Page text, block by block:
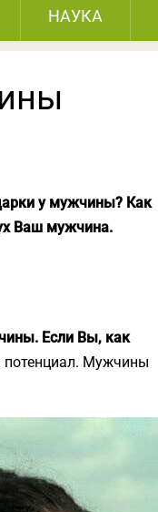
НАУКА
у мужчины? Как
Ваш мужчина.
Если Вы, как
потенциал. Мужчины